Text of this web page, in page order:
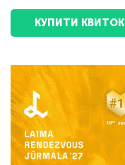
КУПИТИ КВИТОК